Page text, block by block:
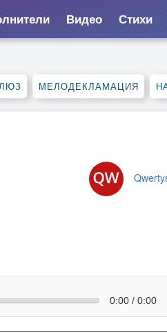
Видео Стихи
МЕЛОДЕКЛАМАЦИЯ
0:00 / 0:00